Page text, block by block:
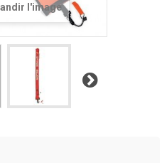
l'image
Suivant